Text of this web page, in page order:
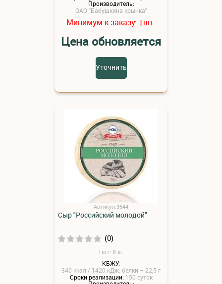
Производитель:
ОАО "Бабушкина крынка"
Минимум к заказу: 1шт.
Цена обновляется
Уточнить
Артикул:3644
Сыр "Российский молодой"
(0)
1шт: 8 кг.
КБЖУ:
340 ккал / 1420 кДж. белки – 22,5 г
Сроки реализации: 150 суток